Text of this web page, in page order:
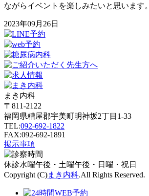
ながらイベントを楽しみたいと思います。
2023年09月26日
まき内科
〒811-2122
福岡県糟屋郡宇美町明神坂2丁目1-33
TEL:092-692-1822
FAX:092-692-1891
掲示事項
休診水曜午後・土曜午後・日曜・祝日
Copyright (C)まき内科.All Rights Reserved.